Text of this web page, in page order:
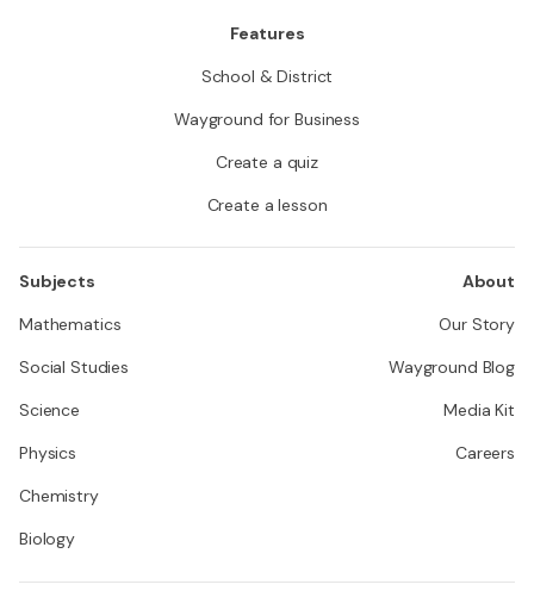
Features
School & District
Wayground for Business
Create a quiz
Create a lesson
Subjects
Mathematics
Social Studies
Science
Physics
Chemistry
Biology
About
Our Story
Wayground Blog
Media Kit
Careers